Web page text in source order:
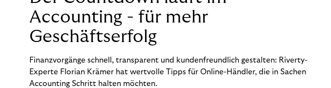
Accounting - für mehr
Geschäftserfolg
Finanzvorgänge schnell, transparent und kundenfreundlich gestalten: Riverty-
Experte Florian Krämer hat wertvolle Tipps für Online-Händler, die in Sachen
Accounting Schritt halten möchten.